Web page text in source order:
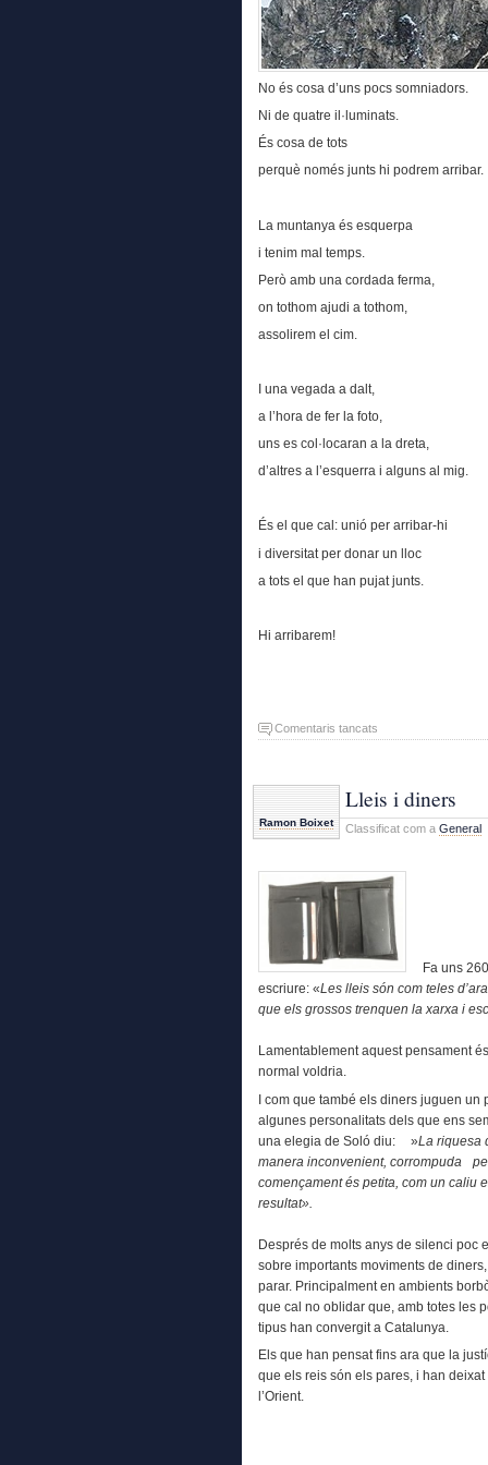
No és cosa d’uns pocs somniadors.
Ni de quatre il·luminats.
És cosa de tots
perquè només junts hi podrem arribar.
La muntanya és esquerpa
i tenim mal temps.
Però amb una cordada ferma,
on tothom ajudi a tothom,
assolirem el cim.
I una vegada a dalt,
a l’hora de fer la foto,
uns es col·locaran a la dreta,
d’altres a l’esquerra i alguns al mig.
És el que cal: unió per arribar-hi
i diversitat per donar un lloc
a tots el que han pujat junts.
Hi arribarem!
Comentaris tancats
Ramon Boixet
Lleis i diners
Classificat com a General
Fa uns
escriure: «Les lleis són com teles
que els grossos trenquen la xarxa i
Lamentablement aquest pensament
normal voldria.
I com que també els diners juguen un
algunes personalitats dels que ens
una elegia de Soló diu: »La riquesa
manera inconvenient, corrompuda
començament és petita, com un
resultat».
Després de molts anys de silenci poc
sobre importants moviments de
parar. Principalment en ambients
que cal no oblidar que, amb totes les
tipus han convergit a Catalunya.
Els que han pensat fins ara que la
que els reis són els pares, i han
l’Orient.